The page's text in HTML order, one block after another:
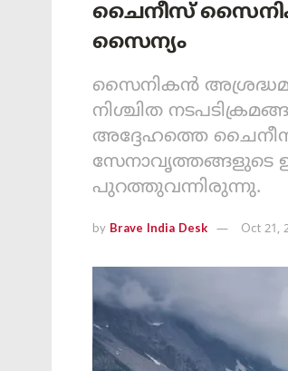
ചൈനീസ്
സൈന്യം
സൈനികന്‍
നിശ്ചിത
അദ്ദേഹത്തെ
സേനാവൃത്തങ്ങളുടെ
പുറത്തുവന്നിരുന്നു.
by Brave India Desk Oct 21,